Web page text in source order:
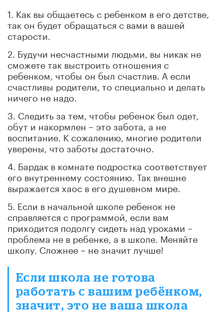
1. Как вы общаетесь с ребенком в его детстве,
так он будет обращаться с вами в вашей
старости.
2. Будучи несчастными людьми, вы никак не
сможете так выстроить отношения с
ребенком, чтобы он был счастлив. А если
счастливы родители, то специально и делать
ничего не надо.
3. Следить за тем, чтобы ребенок был одет,
обут и накормлен – это забота, а не
воспитание. К сожалению, многие родители
уверены, что заботы достаточно.
4. Бардак в комнате подростка соответствует
его внутреннему состоянию. Так внешне
выражается хаос в его душевном мире.
5. Если в начальной школе ребенок не
справляется с программой, если вам
приходится подолгу сидеть над уроками –
проблема не в ребенке, а в школе. Меняйте
школу. Сложнее – не значит лучше!
Если школа не готова
работать с вашим ребёнком,
значит, это не ваша школа